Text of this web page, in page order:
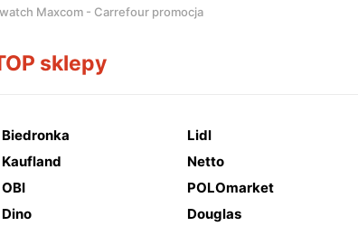
Maxcom - Carrefour promocja
sklepy
Biedronka Lidl
Kaufland
Netto
OBI
POLOmarket
Dino
Douglas